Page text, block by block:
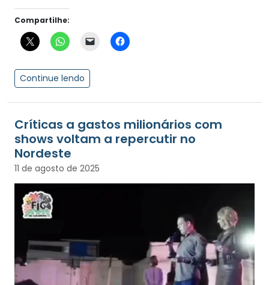
Compartilhe:
Continue lendo
Críticas a gastos milionários com
shows voltam a repercutir no
Nordeste
11 de agosto de 2025